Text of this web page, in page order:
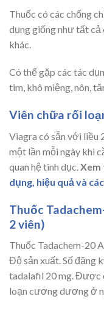
Thuốc có các chống
dụng giống như tất cả
khác.
Có thể gặp các tác
tim, khô miệng, nôn,
Viên chữa rối
Viagra có sẵn với liều
một lần mỗi ngày khi
quan hệ tình dục. Xem
dụng, hiệu quả và
Thuốc
2 viên)
Thuốc Tadachem-20
Độ sản xuất. Số đăng
tadalafil 20 mg. Được
loạn cương dương ở